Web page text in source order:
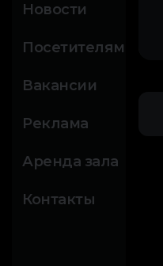
Новости
Посетителям
Вакансии
Реклама
Аренда зала
Контакты